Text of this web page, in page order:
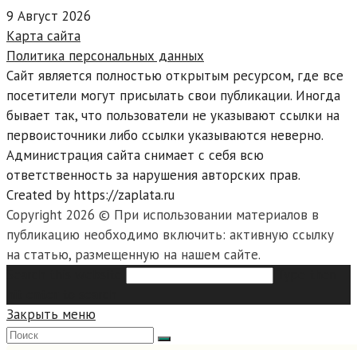
9 Август 2026
Карта сайта
Политика персональных данных
Сайт является полностью открытым ресурсом, где все
посетители могут присылать свои публикации. Иногда
бывает так, что пользователи не указывают ссылки на
первоисточники либо ссылки указываются неверно.
Администрация сайта снимает с себя всю
ответственность за нарушения авторских прав.
Created by https://zaplata.ru
Copyright 2026 © При использовании материалов в
публикацию необходимо включить: активную ссылку
на статью, размещенную на нашем сайте.
Закрыть меню